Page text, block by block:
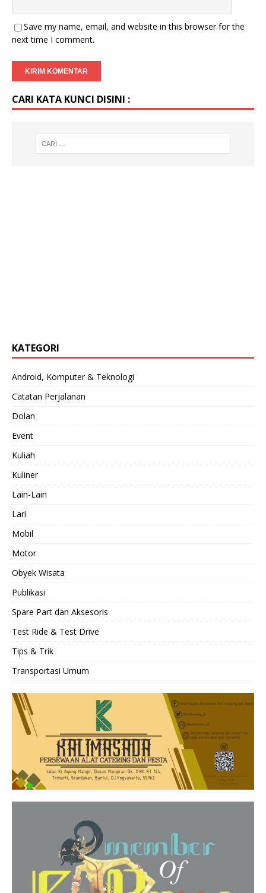
Save my name, email, and website in this browser for the
next time I comment.
CARI KATA KUNCI DISINI :
KATEGORI
Android, Komputer & Teknologi
Catatan Perjalanan
Dolan
Event
Kuliah
Kuliner
Lain-Lain
Lari
Mobil
Motor
Obyek Wisata
Publikasi
Spare Part dan Aksesoris
Test Ride & Test Drive
Tips & Trik
Transportasi Umum